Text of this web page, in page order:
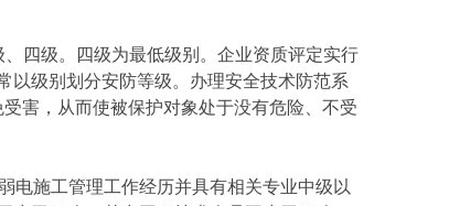
四级。四级为最低级别。企业资质评定实行
以级别划分安防等级。办理安全技术防范系
害，从而使被保护对象处于没有危险、不受
施工管理工作经历并具有相关专业中级以